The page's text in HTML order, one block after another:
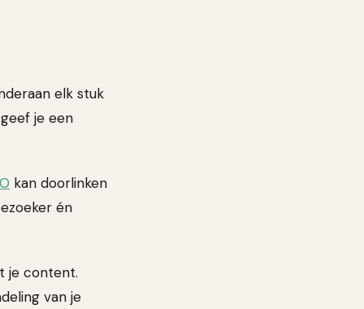
elk stuk
je een
kan doorlinken
én
je content.
van je